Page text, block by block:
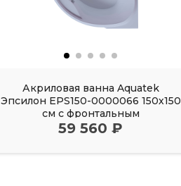
Акриловая ванна Aquatek
Эпсилон EPS150-0000066 150х150
см с фронтальным
59 560 ₽